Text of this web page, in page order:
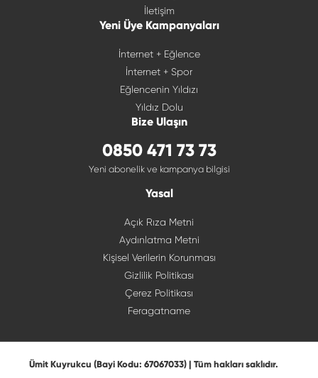
İletişim
Yeni Üye Kampanyaları
İnternet + Eğlence
İnternet + Spor
Eğlencenin Yıldızı
Yıldız Dolu
Bize Ulaşın
0850 471 73 73
Yeni abonelik ve kampanya bilgisi
Yasal
Açık Rıza Metni
Aydınlatma Metni
Kişisel Verilerin Korunması
Gizlilik Politikası
Çerez Politikası
Feragatname
Ümit Kuyrukcu (Bayi Kodu: 67067033) | Tüm hakları saklıdır.